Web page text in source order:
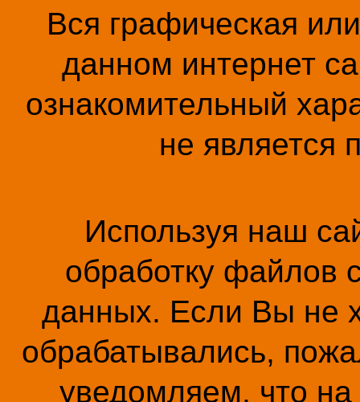
Вся графическая
данном интернет
ознакомительный
не является
Используя наш
обработку файлов
данных. Если Вы не
обрабатывались,
уведомляем, что на